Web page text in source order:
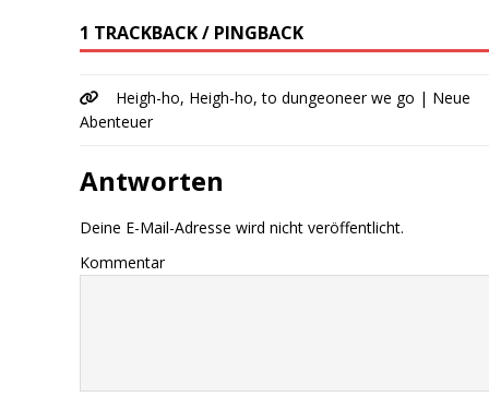
1 TRACKBACK / PINGBACK
Heigh-ho, Heigh-ho, to dungeoneer we go | Neue
Abenteuer
Antworten
Deine E-Mail-Adresse wird nicht veröffentlicht.
Kommentar